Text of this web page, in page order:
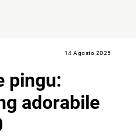
14 Agosto 2025
pingu:
adorabile